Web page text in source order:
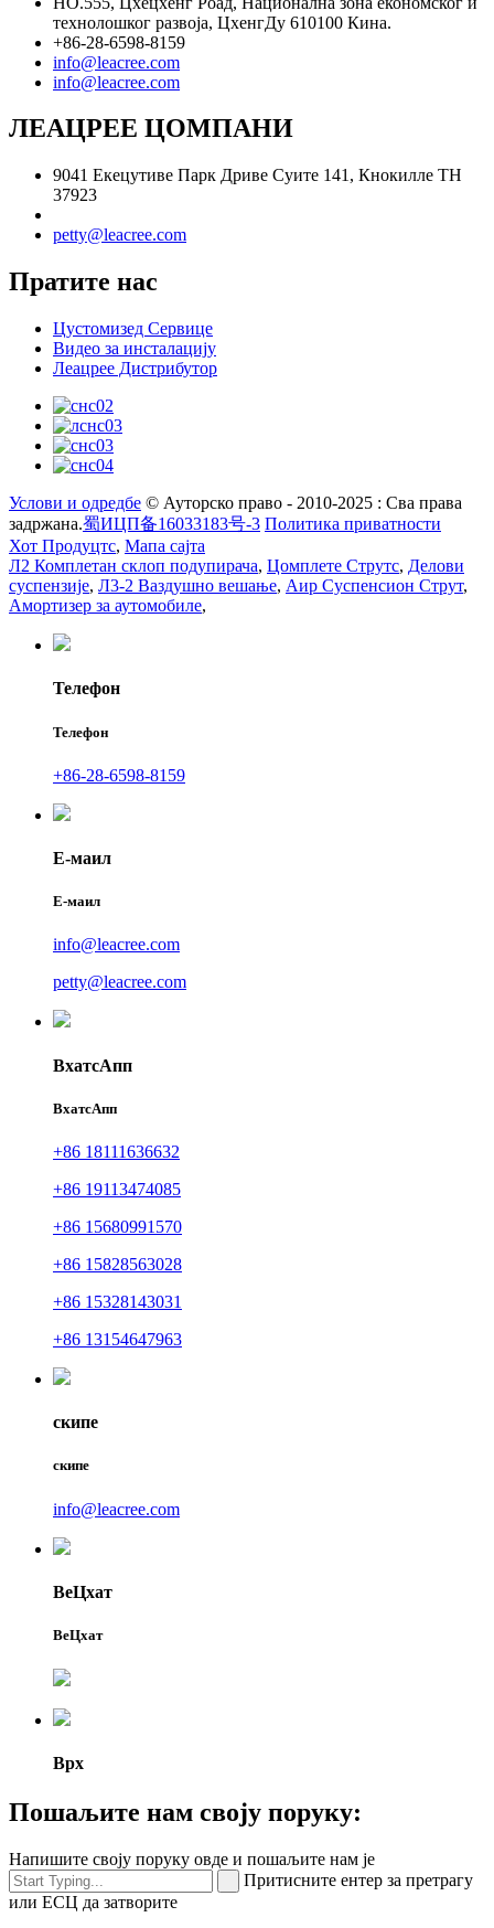
технолошког развоја, ЦхенгДу 610100 Кина.
+86-28-6598-8159
info@leacree.com
info@leacree.com
ЛЕАЦРЕЕ ЦОМПАНИ
9041 Екецутиве Парк Дриве Суите 141, Кнокилле ТН
37923
petty@leacree.com
Пратите нас
Цустомизед Сервице
Видео за инсталацију
Леацрее Дистрибутор
Услови и одредбе © Ауторско право - 2010-2025 : Сва права
задржана.蜀ИЦП备16033183号-3 Политика приватности
Хот Продуцтс, Мапа сајта
Л2 Комплетан склоп подупирача, Цомплете Струтс, Делови
суспензије, Л3-2 Ваздушно вешање, Аир Суспенсион Струт,
Амортизер за аутомобиле,
Телефон
Телефон
+86-28-6598-8159
Е-маил
Е-маил
info@leacree.com
petty@leacree.com
ВхатсАпп
ВхатсАпп
+86 18111636632
+86 19113474085
+86 15680991570
+86 15828563028
+86 15328143031
+86 13154647963
скипе
скипе
info@leacree.com
ВеЦхат
ВеЦхат
Врх
Пошаљите нам своју поруку:
Напишите своју поруку овде и пошаљите нам је
Притисните ентер за претрагу
или ЕСЦ да затворите